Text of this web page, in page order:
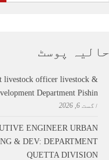
حالیہ پوسٹ
livestock officer livestock &
Department Pishin
اگست 6, 2026
ENGINEER URBAN
& DEV: DEPARTMENT
QUETTA DIVISION